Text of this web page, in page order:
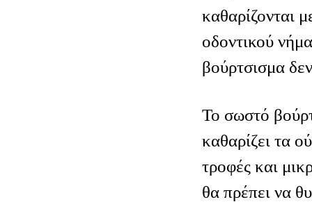
καθαρίζονται
οδοντικού
βούρτσισμα
Το σωστό
καθαρίζει τα
τροφές και
θα πρέπει να